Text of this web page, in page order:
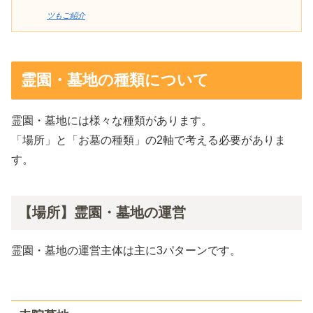
ツもご紹介
霊園・墓地の種類について
霊園・墓地には様々な種類があります。
「場所」と「お墓の種類」の2軸で考える必要がありま
す。
【場所】霊園・墓地の運営
霊園・墓地の運営主体は主に3パターンです。